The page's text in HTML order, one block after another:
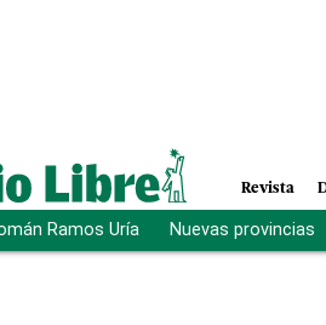
Revista
Ramos Uría Nuevas provincias